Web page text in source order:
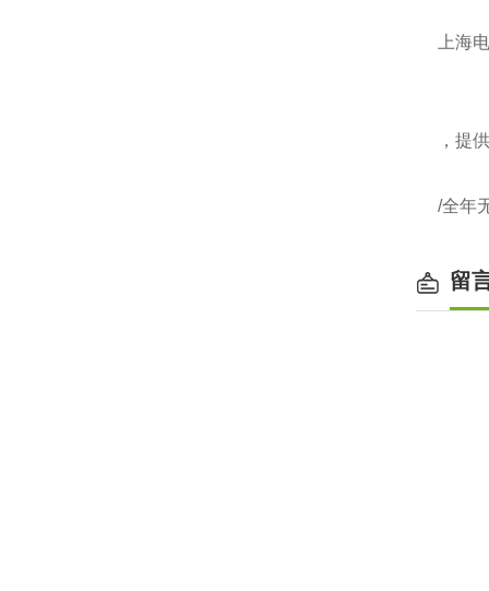
上海
，提
/全年
留